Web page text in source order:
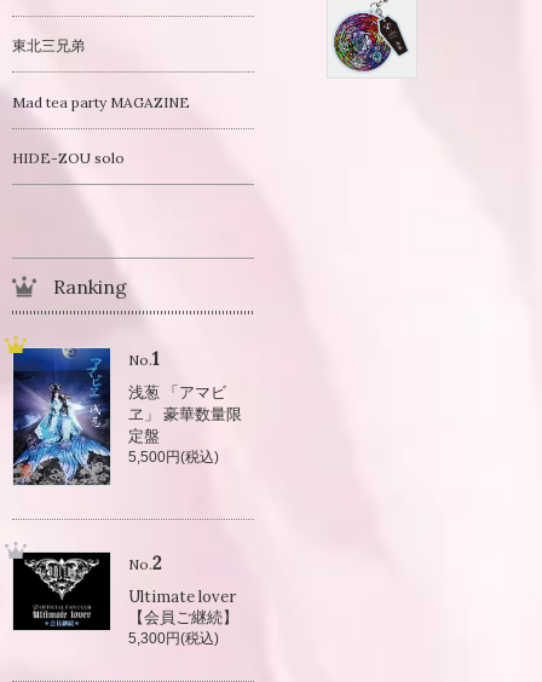
東北三兄弟
Mad tea party MAGAZINE
HIDE-ZOU solo
Ranking
No.1
浅葱 「アマビ
ヱ」 豪華数量限
定盤
5,500円(税込)
No.2
Ultimate lover
【会員ご継続】
5,300円(税込)